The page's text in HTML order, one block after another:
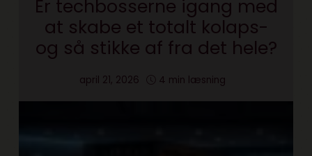
Er techbosserne igang med
at skabe et totalt kolaps-
og så stikke af fra det hele?
april 21, 2026 4 min læsning